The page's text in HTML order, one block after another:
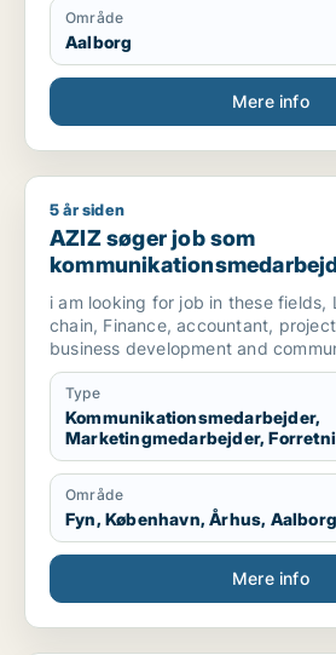
Område
Aalborg
Mere info
AZIZ søger job som
5 år siden
AZIZ søger job som
marketingmedarbejder /
forretningsudvikler /
regnskabsmedarbejder /
i am looking for job in these fields,
chain, Finance, accountant,
business development and
Type
Kommunikationsmedarbejder,
Marketingmedarbejder,
Område
Fyn, København, Århus, Aalborg
Mere info